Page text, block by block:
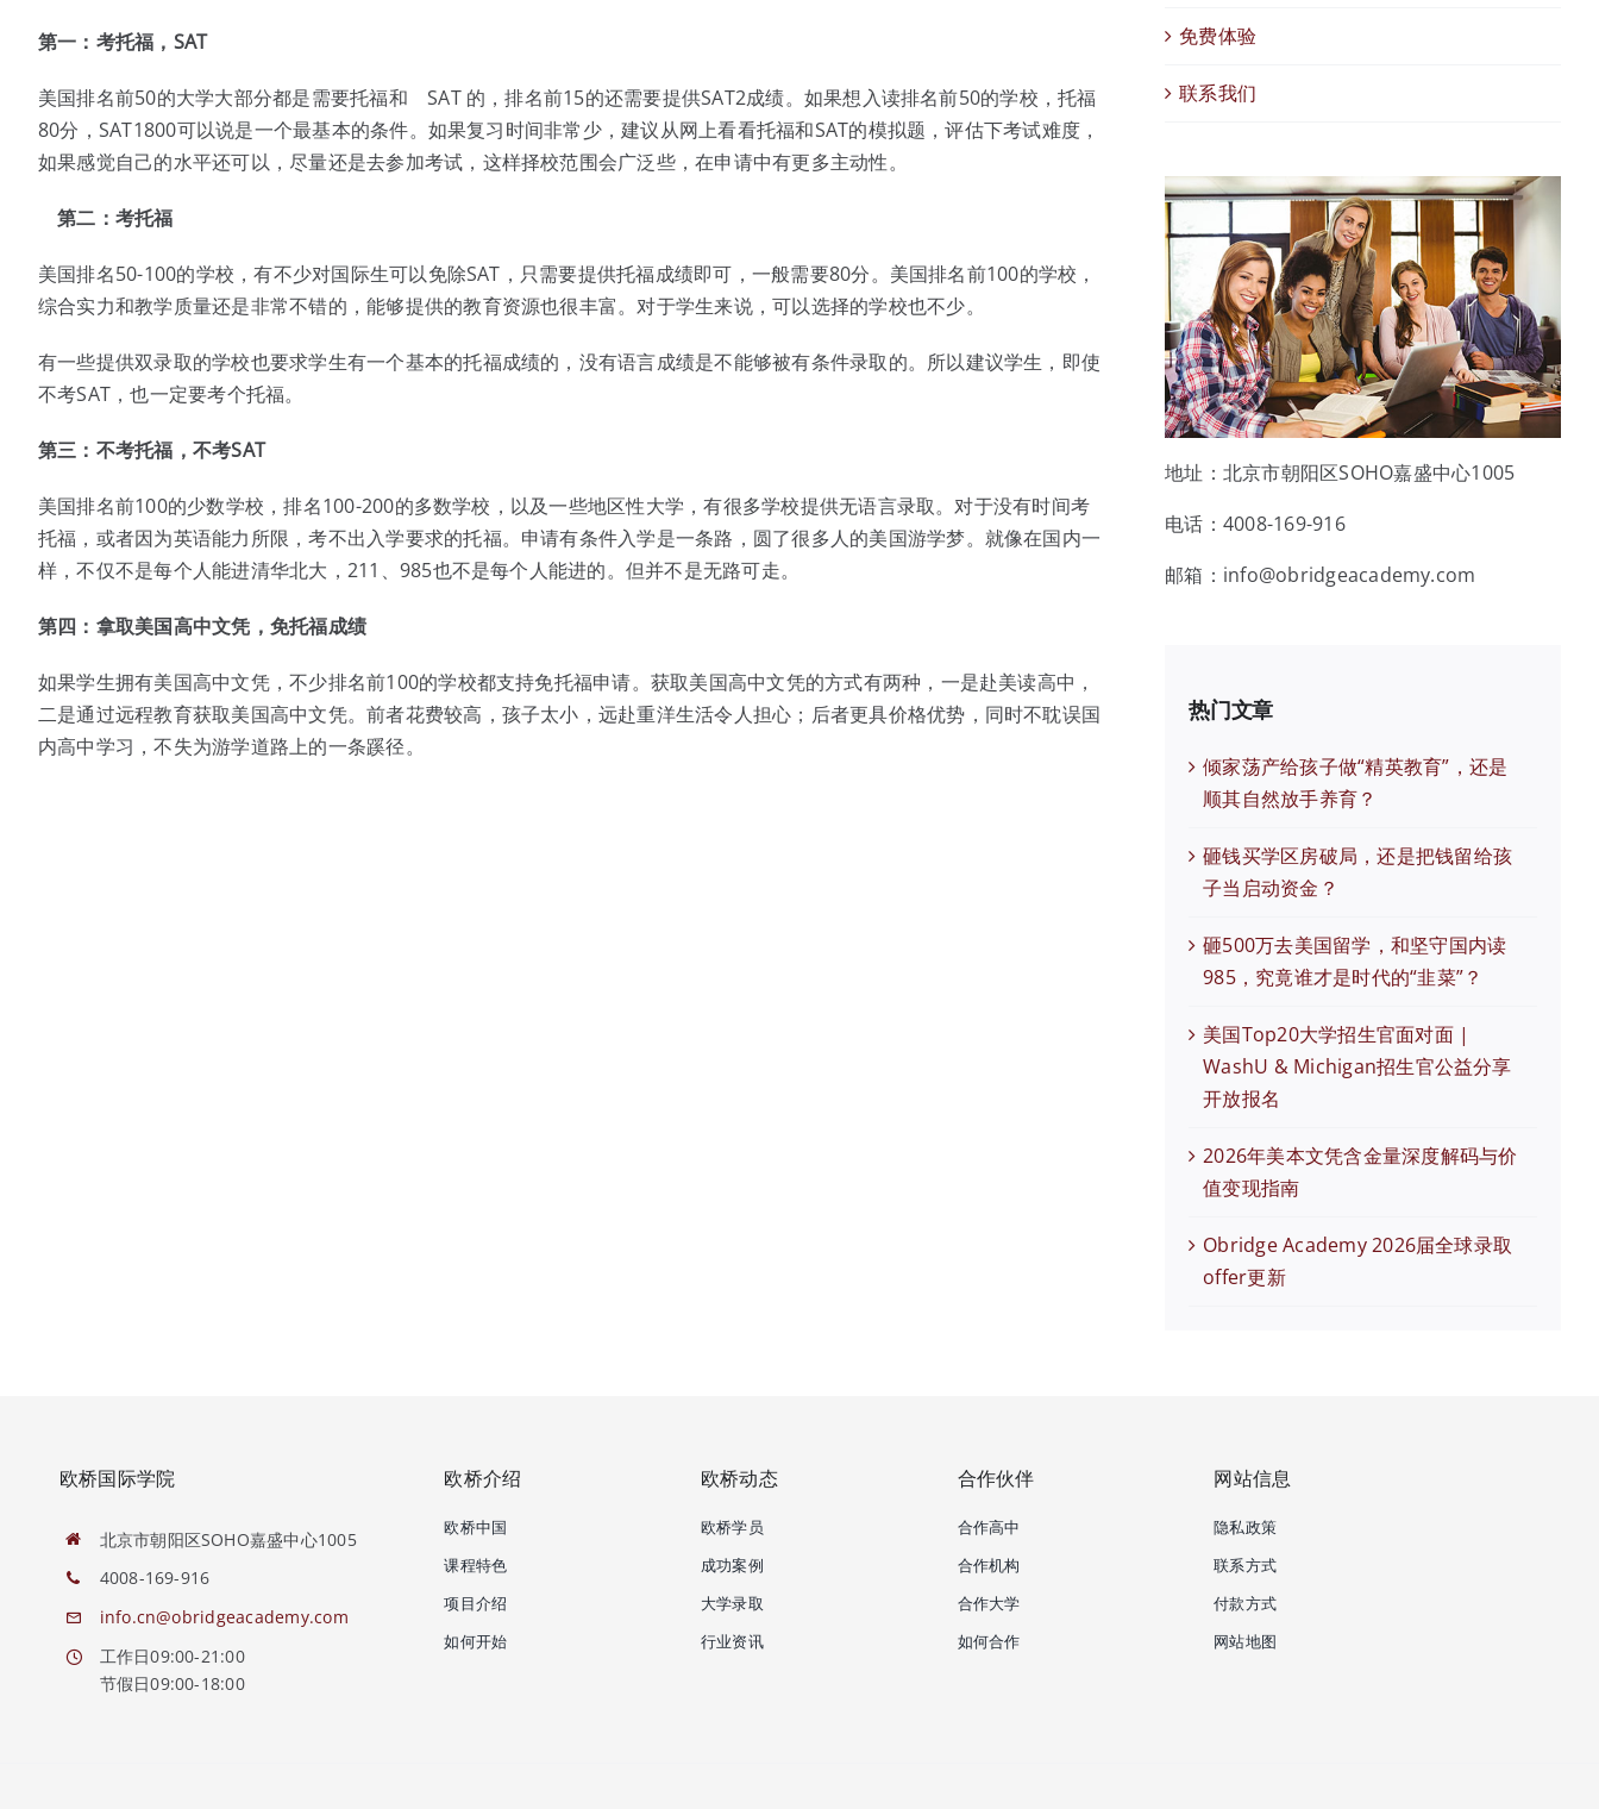
第一：考托福， SAT
美国排名前50的大学大部分都是需要托福和 SAT 的，排名前15的还需要提供SAT2成绩。如果想入读排名前50的学校，托福
80分，SAT1800可以说是一个最基本的条件。如果复习时间非常少，建议从网上看看托福和SAT的模拟题，评估下考试难度，
如果感觉自己的水平还可以，尽量还是去参加考试，这样择校范围会广泛些，在申请中有更多主动性。
第二：考托福
美国排名50-100的学校，有不少对国际生可以免除SAT，只需要提供托福成绩即可，一般需要80分。美国排名前100的学校，
综合实力和教学质量还是非常不错的，能够提供的教育资源也很丰富。对于学生来说，可以选择的学校也不少。
有一些提供双录取的学校也要求学生有一个基本的托福成绩的，没有语言成绩是不能够被有条件录取的。所以建议学生，即使
不考SAT，也一定要考个托福。
第三：不考托福，不考SAT
美国排名前100的少数学校，排名100-200的多数学校，以及一些地区性大学，有很多学校提供无语言录取。对于没有时间考
托福，或者因为英语能力所限，考不出入学要求的托福。申请有条件入学是一条路，圆了很多人的美国游学梦。就像在国内一
样，不仅不是每个人能进清华北大，211、985也不是每个人能进的。但并不是无路可走。
第四：拿取美国高中文凭，免托福成绩
如果学生拥有美国高中文凭，不少排名前100的学校都支持免托福申请。获取美国高中文凭的方式有两种，一是赴美读高中，
二是通过远程教育获取美国高中文凭。前者花费较高，孩子太小，远赴重洋生活令人担心；后者更具价格优势，同时不耽误国
内高中学习，不失为游学道路上的一条蹊径。
免费体验
联系我们
地址：北京市朝阳区SOHO嘉盛中心1005
电话：4008-169-916
邮箱：info@obridgeacademy.com
热门文章
倾家荡产给孩子做“精英教育”，还是
顺其自然放手养育？
砸钱买学区房破局，还是把钱留给孩
子当启动资金？
砸500万去美国留学，和坚守国内读
985，究竟谁才是时代的“韭菜”？
美国Top20大学招生官面对面 |
WashU & Michigan招生官公益分享
开放报名
2026年美本文凭含金量深度解码与价
值变现指南
Obridge Academy 2026届全球录取
offer更新
欧桥国际学院
北京市朝阳区SOHO嘉盛中心1005
4008-169-916
info.cn@obridgeacademy.com
工作日09:00-21:00
节假日09:00-18:00
欧桥介绍
欧桥中国
课程特色
项目介绍
如何开始
欧桥动态
欧桥学员
成功案例
大学录取
行业资讯
合作伙伴
合作高中
合作机构
合作大学
如何合作
网站信息
隐私政策
联系方式
付款方式
网站地图